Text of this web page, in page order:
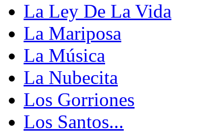
La Ley De La Vida
La Mariposa
La Música
La Nubecita
Los Gorriones
Los Santos...